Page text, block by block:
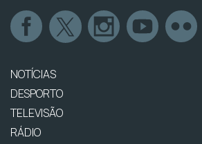
NOTÍCIAS
DESPORTO
TELEVISÃO
RÁDIO